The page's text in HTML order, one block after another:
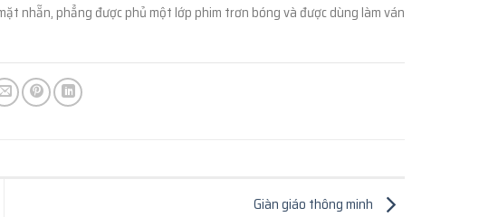
nhẵn, phẳng được phủ một lớp phim trơn bóng và được dùng làm ván
Giàn giáo thông minh